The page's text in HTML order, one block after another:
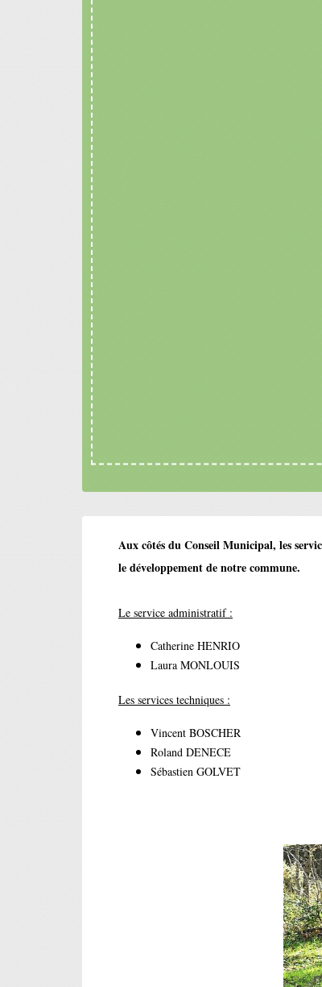
Aux côtés du Conseil Municipal, les
le développement de notre commune.
Le service administratif :
Catherine HENRIO
Laura MONLOUIS
Les services techniques :
Vincent BOSCHER
Roland DENECE
Sébastien GOLVET